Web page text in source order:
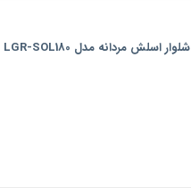
شلوار اسلش مردانه مدل LGR-SOL180